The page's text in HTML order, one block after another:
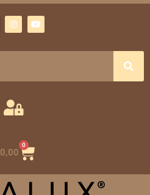
n
s
m
o
u
0,00
0
Winkelwagen